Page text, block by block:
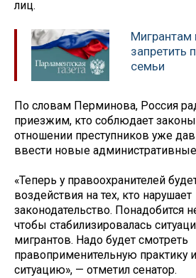
лиц.
Мигрантам
запретить
семьи
По словам Перминова, Россия
приезжим, кто соблюдает
отношении преступников уже
ввести новые
«Теперь у правоохранителей
воздействия на тех, кто нарушает
законодательство. Понадобится
чтобы стабилизировалась
мигрантов. Надо будет смотреть
правоприменительную практику
ситуацию», — отметил сенатор.